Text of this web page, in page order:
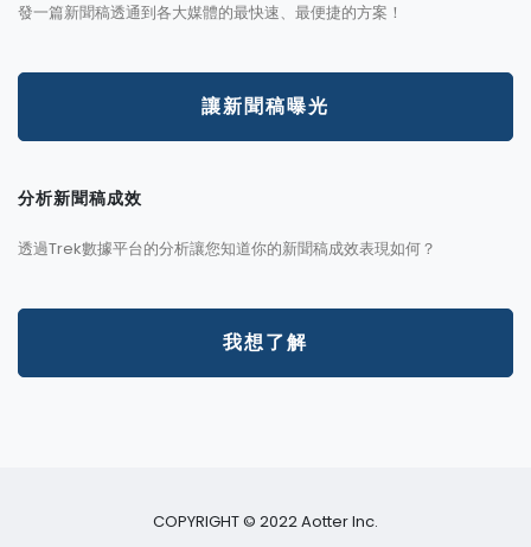
發一篇新聞稿透通到各大媒體的最快速、最便捷的方案！
讓新聞稿曝光
分析新聞稿成效
透過Trek數據平台的分析讓您知道你的新聞稿成效表現如何？
我想了解
COPYRIGHT © 2022 Aotter Inc.